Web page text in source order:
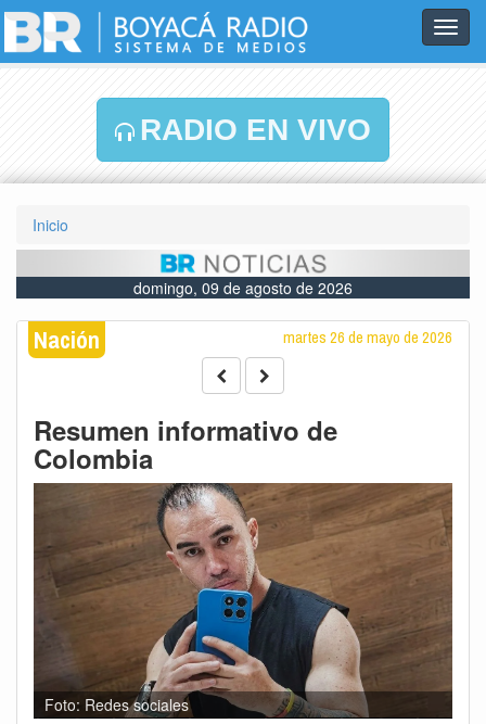
RADIO EN VIVO
Inicio
domingo, 09 de agosto de 2026
Nación martes 26 de mayo de 2026
Resumen informativo de
Colombia
Foto: Redes sociales